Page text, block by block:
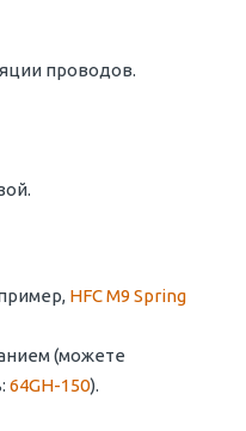
проводов.
HFC M9 Spring
(можете
64GH-150).